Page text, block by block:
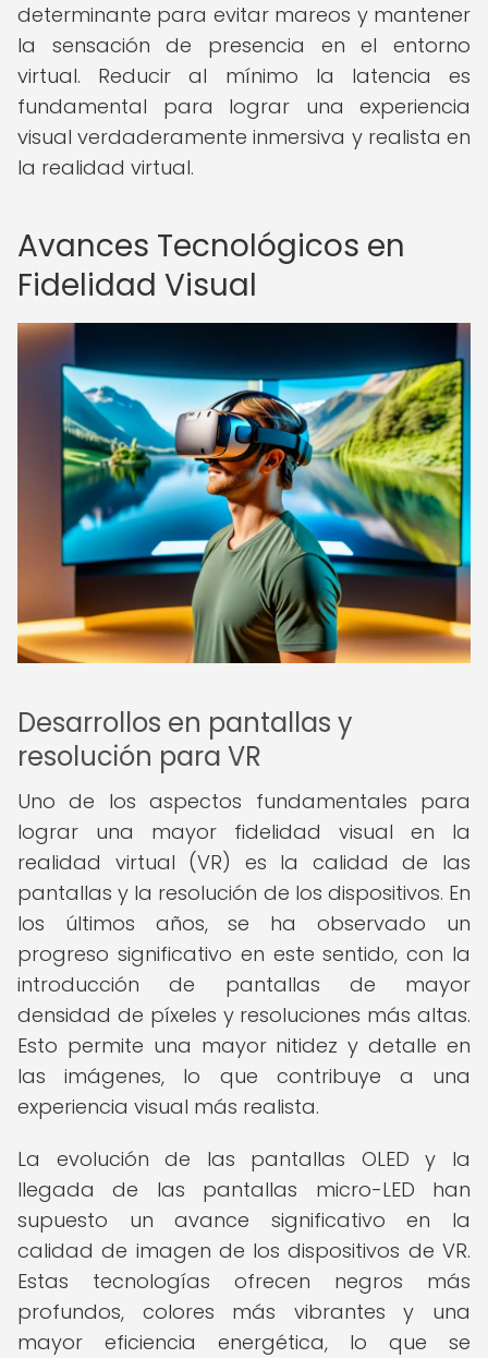
determinante para evitar mareos y mantener
la sensación de presencia en el entorno
virtual. Reducir al mínimo la latencia es
fundamental para lograr una experiencia
visual verdaderamente inmersiva y realista en
la realidad virtual.
Avances Tecnológicos en
Fidelidad Visual
Desarrollos en pantallas y
resolución para VR
Uno de los aspectos fundamentales para
lograr una mayor fidelidad visual en la
realidad virtual (VR) es la calidad de las
pantallas y la resolución de los dispositivos. En
los últimos años, se ha observado un
progreso significativo en este sentido, con la
introducción de pantallas de mayor
densidad de píxeles y resoluciones más altas.
Esto permite una mayor nitidez y detalle en
las imágenes, lo que contribuye a una
experiencia visual más realista.
La evolución de las pantallas OLED y la
llegada de las pantallas micro-LED han
supuesto un avance significativo en la
calidad de imagen de los dispositivos de VR.
Estas tecnologías ofrecen negros más
profundos, colores más vibrantes y una
mayor eficiencia energética, lo que se